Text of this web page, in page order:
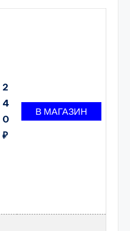
2
4
0
₽